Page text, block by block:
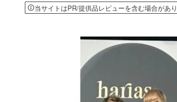
当サイトはPR/提供品レビューを含む場合があ